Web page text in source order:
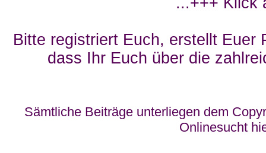
Bitte registriert Euch, erstellt Euer
dass Ihr Euch über die
Sämtliche Beiträge unterliegen dem
Onlinesucht